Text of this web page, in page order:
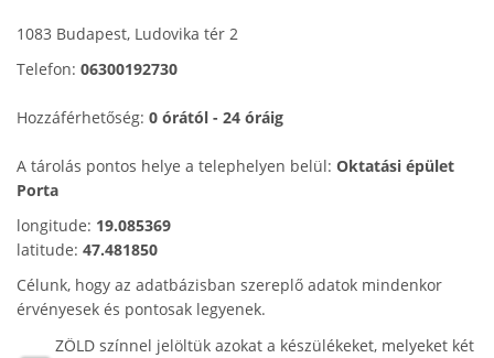
1083 Budapest, Ludovika tér 2
Telefon: 06300192730
Hozzáférhetőség: 0 órától - 24 óráig
A tárolás pontos helye a telephelyen belül: Oktatási épület
Porta
longitude: 19.085369
latitude: 47.481850
Célunk, hogy az adatbázisban szereplő adatok mindenkor
érvényesek és pontosak legyenek.
ZÖLD színnel jelöltük azokat a készülékeket, melyeket két